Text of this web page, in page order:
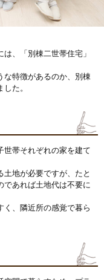
、「別棟二世帯住宅」
な特徴があるのか、別棟
た。
世帯それぞれの家を建て
土地が必要ですが、たと
であれば土地代は不要に
く、隣近所の感覚で暮ら